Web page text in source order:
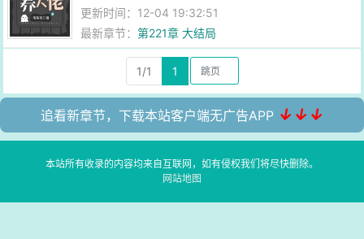
更新时间：12-04 19:32:51
最新章节：第221章 大结局
1/1 1
追看新章节，下载本站客户端无广告APP ↓↓↓
本站所有收录的内容均来自互联网，如有侵权我们将尽快删除。
网站地图